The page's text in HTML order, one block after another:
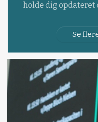
holde dig opdateret
Se